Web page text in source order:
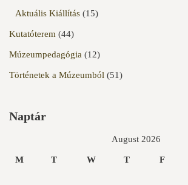
Aktuális Kiállítás (15)
Kutatóterem (44)
Múzeumpedagógia (12)
Történetek a Múzeumból (51)
Naptár
August 2026
M T W T F